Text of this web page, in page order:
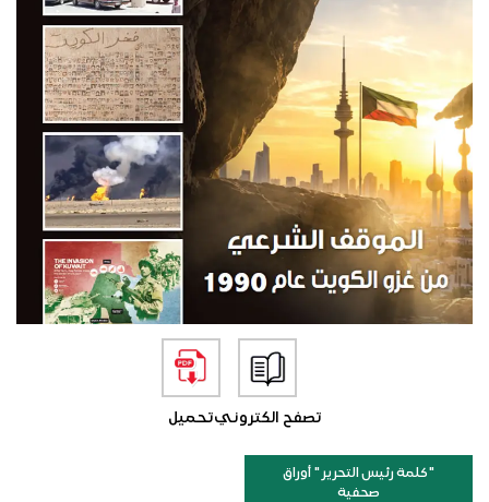
تصفح الكترونيتحميل
"كلمة رئيس التحرير " أوراق
صحفية